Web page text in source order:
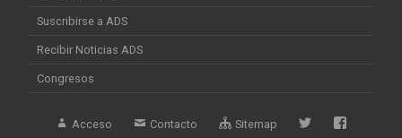
Suscribirse a ADS
Recibir Noticias ADS
Congresos
Acceso Contacto Sitemap